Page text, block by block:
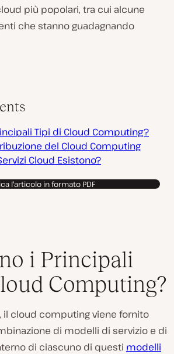
più popolari, tra cui alcune
che stanno guadagnando
Tipi di Cloud Computing?
del Cloud Computing
Cloud Esistono?
l'articolo in formato PDF
i Principali
Computing?
il cloud computing viene fornito
di modelli di servizio e di
di ciascuno di questi modelli